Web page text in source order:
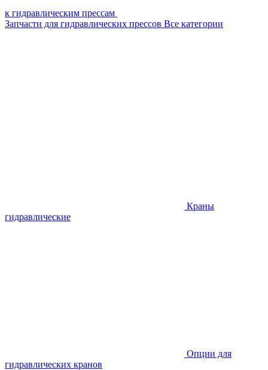
к гидравлическим прессам
Запчасти для гидравлических прессов Все категории
Краны
гидравлические
Опции для
гидравлических кранов